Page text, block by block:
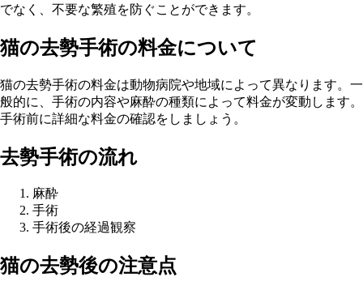
でなく、不要な繁殖を防ぐことができます。
猫の去勢手術の料金について
猫の去勢手術の料金は動物病院や地域によって異なります。一
般的に、手術の内容や麻酔の種類によって料金が変動します。
手術前に詳細な料金の確認をしましょう。
去勢手術の流れ
麻酔
手術
手術後の経過観察
猫の去勢後の注意点